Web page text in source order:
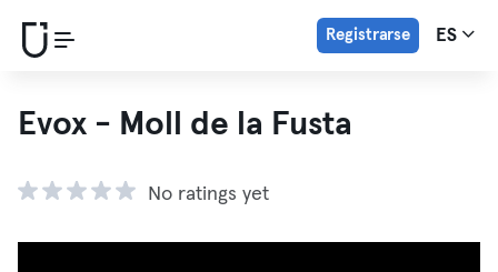
Registrarse ES
Evox - Moll de la Fusta
No ratings yet